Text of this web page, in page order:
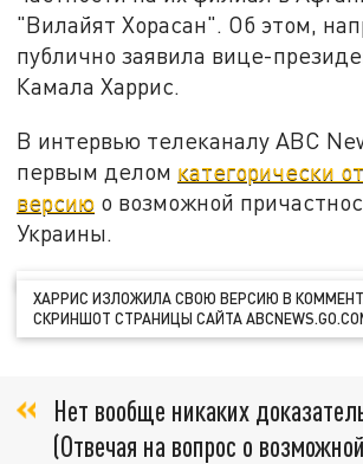
"Вилайят Хорасан". Об этом,
публично заявила вице-
Камала Харрис.
В интервью телеканалу ABC
первым делом категорически
версию о возможной
Украины.
ХАРРИС ИЗЛОЖИЛА СВОЮ ВЕРСИЮ В
СКРИНШОТ СТРАНИЦЫ САЙТА
Нет вообще никаких
(Отвечая на вопрос о возможной